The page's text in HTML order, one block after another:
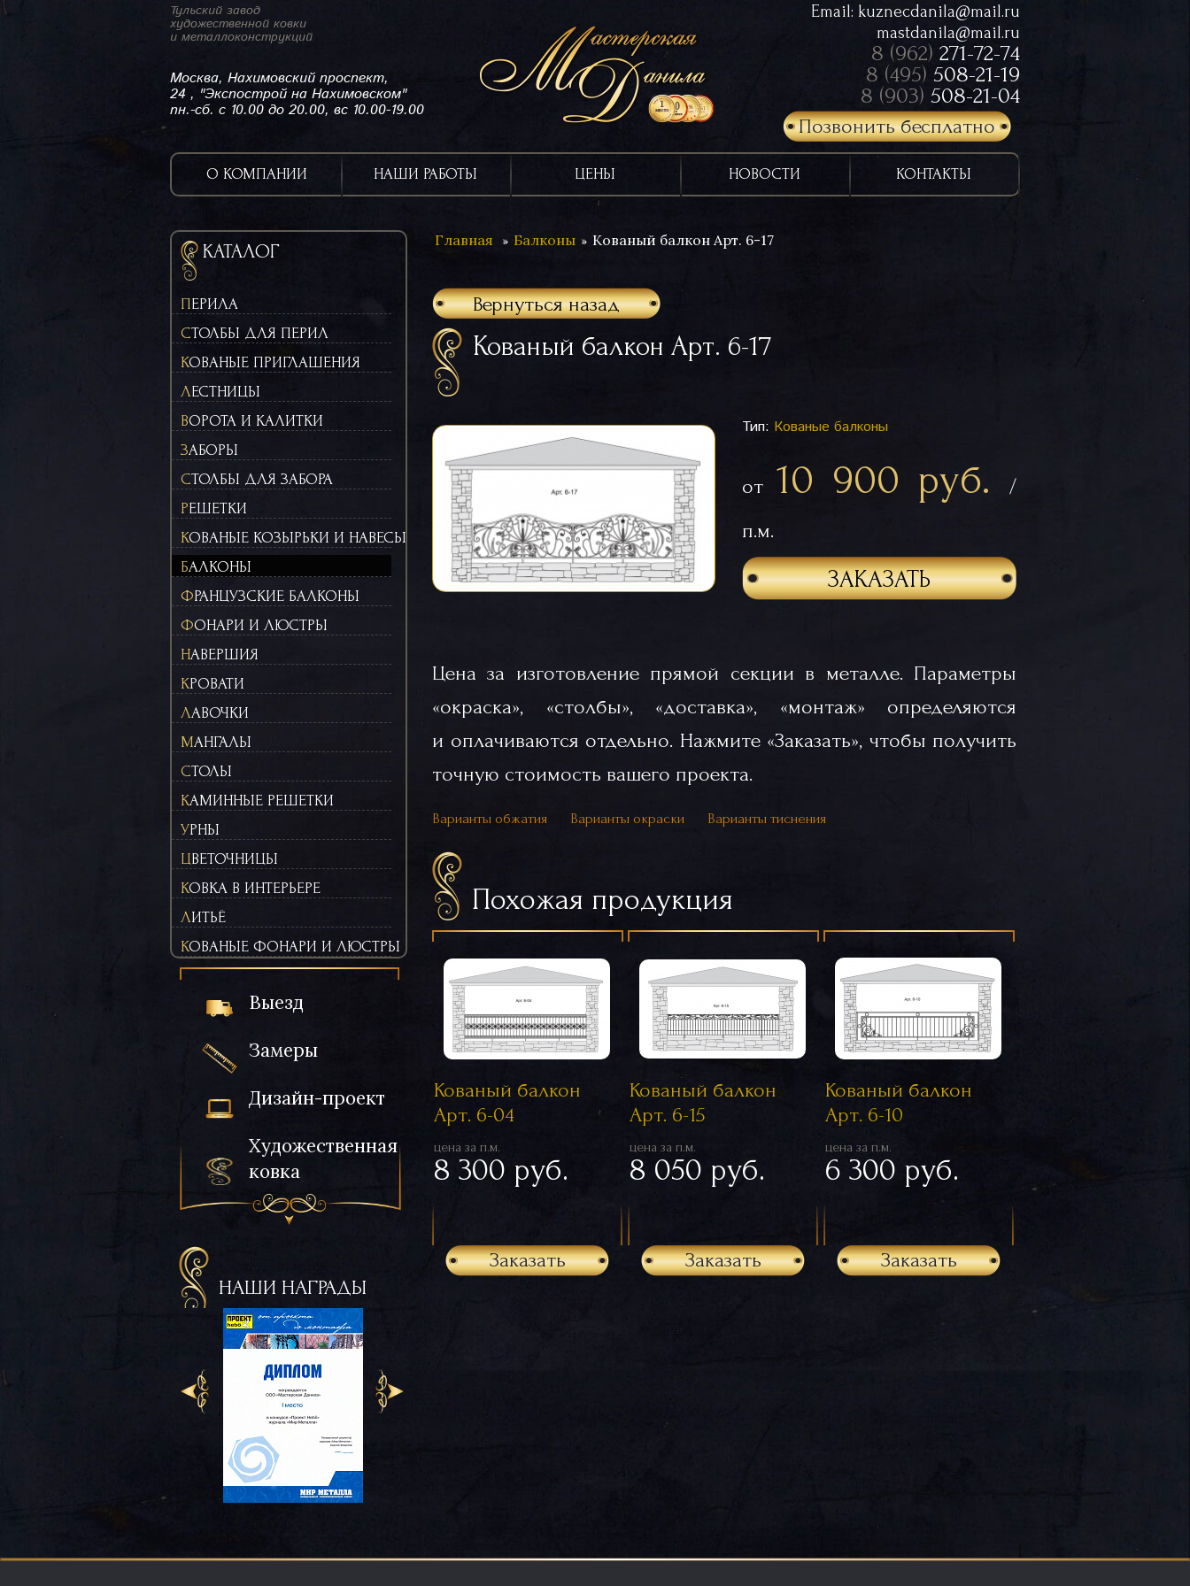
Тульский завод
художественной ковки
и металлоконструкций
Москва, Нахимовский проспект,
24 , "Экспострой на Нахимовском"
пн.-сб. с 10.00 до 20.00, вс 10.00-19.00
Email: kuznecdanila@mail.ru
mastdanila@mail.ru
8 (962) 271-72-74
8 (495) 508-21-19
8 (903) 508-21-04
Позвонить бесплатно
О КОМПАНИИ НАШИ РАБОТЫ ЦЕНЫ НОВОСТИ КОНТАКТЫ
КАТАЛОГ
ПЕРИЛА
СТОЛБЫ ДЛЯ ПЕРИЛ
КОВАНЫЕ ПРИГЛАШЕНИЯ
ЛЕСТНИЦЫ
ВОРОТА И КАЛИТКИ
ЗАБОРЫ
СТОЛБЫ ДЛЯ ЗАБОРА
РЕШЕТКИ
КОВАНЫЕ КОЗЫРЬКИ И НАВЕСЫ
БАЛКОНЫ
ФРАНЦУЗСКИЕ БАЛКОНЫ
ФОНАРИ И ЛЮСТРЫ
НАВЕРШИЯ
КРОВАТИ
ЛАВОЧКИ
МАНГАЛЫ
СТОЛЫ
КАМИННЫЕ РЕШЕТКИ
УРНЫ
ЦВЕТОЧНИЦЫ
КОВКА В ИНТЕРЬЕРЕ
ЛИТЬЁ
КОВАНЫЕ ФОНАРИ И ЛЮСТРЫ
Выезд
Замеры
Дизайн-проект
Художественная
ковка
НАШИ НАГРАДЫ
Главная Балконы Кованый балкон Арт. 6-17
Вернуться назад
Кованый балкон Арт. 6-17
Тип: Кованые балконы
от 10 900 руб.
/
п.м.
ЗАКАЗАТЬ
Цена за изготовление прямой секции в металле. Параметры
«окраска», «столбы», «доставка», «монтаж» определяются
и оплачиваются отдельно. Нажмите «Заказать», чтобы получить
точную стоимость вашего проекта.
Варианты обжатия Варианты окраски Варианты тиснения
Похожая продукция
Кованый балкон
Арт. 6-04
цена за п.м.
8 300 руб.
Заказать
Кованый балкон
Арт. 6-15
цена за п.м.
8 050 руб.
Заказать
Кованый балкон
Арт. 6-10
цена за п.м.
6 300 руб.
Заказать